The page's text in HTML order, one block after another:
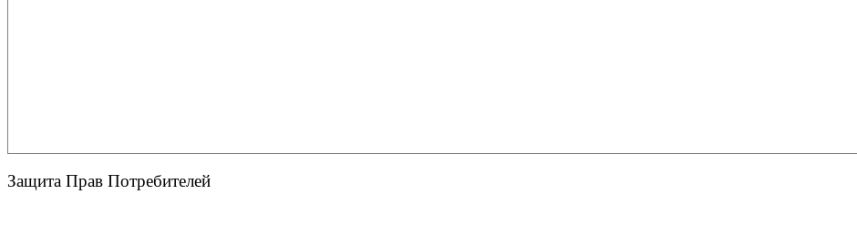
Защита Прав Потребителей